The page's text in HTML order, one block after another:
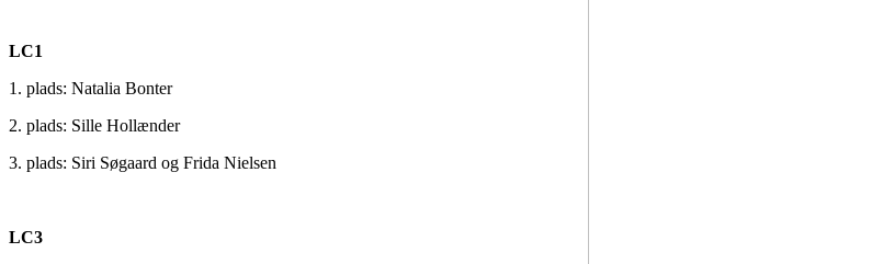
LC1
1. plads: Natalia Bonter
2. plads: Sille Hollænder
3. plads: Siri Søgaard og Frida Nielsen
LC3